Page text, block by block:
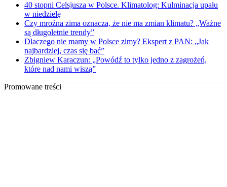
40 stopni Celsjusza w Polsce. Klimatolog: Kulminacja upału
w niedzielę
Czy mroźna zima oznacza, że nie ma zmian klimatu? „Ważne
są długoletnie trendy”
Dlaczego nie mamy w Polsce zimy? Ekspert z PAN: „Jak
najbardziej, czas się bać”
Zbigniew Karaczun: „Powódź to tylko jedno z zagrożeń,
które nad nami wiszą”
Promowane treści